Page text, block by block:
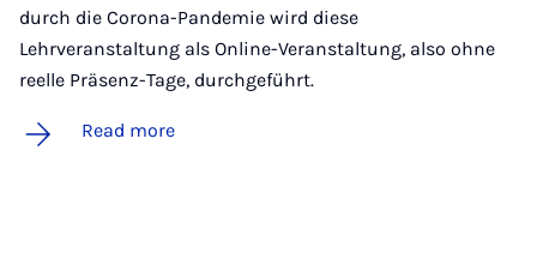
durch die Corona-Pandemie wird diese
Lehrveranstaltung als Online-Veranstaltung, also ohne
reelle Präsenz-Tage, durchgeführt.
Read more